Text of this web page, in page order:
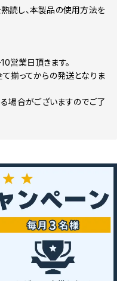
読し、本製品の使用方法を
営業日頂きます。
揃ってからの発送となりま
場合がございますのでご了